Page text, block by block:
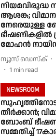
നിയമവിരുദ്ധ
ആശങ്ക;
നേരെയുള്ള
ഭീഷണികളിൽ
മോഹൻ
ന്യൂസ് ഡെസ്ക്
1 min read
NEWSROOM
തീർക്കാൻ;
ബോംബ്
സമ്മതിച്ച്